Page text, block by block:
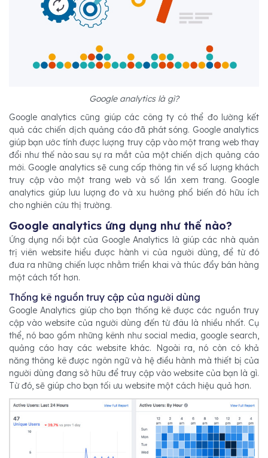
Google analytics là gì?
Google analytics cũng giúp các công ty có thể đo lường kết
quả các chiến dịch quảng cáo đã phát sóng. Google analytics
giúp bạn ước tính được lượng truy cập vào một trang web thay
đổi như thế nào sau sự ra mắt của một chiến dịch quảng cáo
mới. Google analytics sẽ cung cấp thông tin về số lượng khách
truy cập vào một trang web và số lần xem trang. Google
analytics giúp lưu lượng đo và xu hướng phổ biến đó hữu ích
cho nghiên cứu thị trường.
Google analytics ứng dụng như thế nào?
Ứng dụng nổi bật của Google Analytics là giúp các nhà quản
trị viên website hiểu được hành vi của người dùng, để từ đó
đưa ra những chiến lược nhằm triển khai và thúc đẩy bán hàng
một cách tốt hơn.
Thống kê nguồn truy cập của người dùng
Google Analytics giúp cho bạn thống kê được các nguồn truy
cập vào website của người dùng đến từ đâu là nhiều nhất. Cụ
thể, nó bao gồm những kênh như social media, google search,
quảng cáo hay các website khác. Ngoài ra, nó còn có khả
năng thông kê được ngôn ngữ và hệ điều hành mà thiết bị của
người dùng đang sở hữu để truy cập vào website của bạn là gì.
Từ đó, sẽ giúp cho bạn tối ưu website một cách hiệu quả hơn.